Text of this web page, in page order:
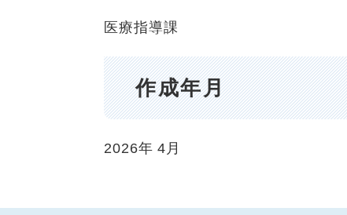
医療指導課
作成年月
2026年 4月